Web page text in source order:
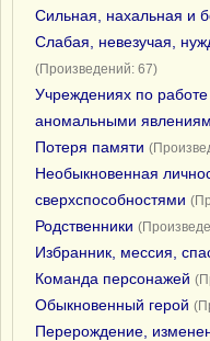
Сильная, нахальная и
Слабая, невезучая,
(Произведений: 67)
Учреждениях по работе
аномальными
Потеря памяти
Необыкновенная
сверхспособностями
Родственники
Избранник, мессия,
Команда персонажей
Обыкновенный герой
Перерождение,